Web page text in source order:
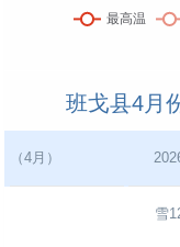
班戈县4月
（4月）
雪